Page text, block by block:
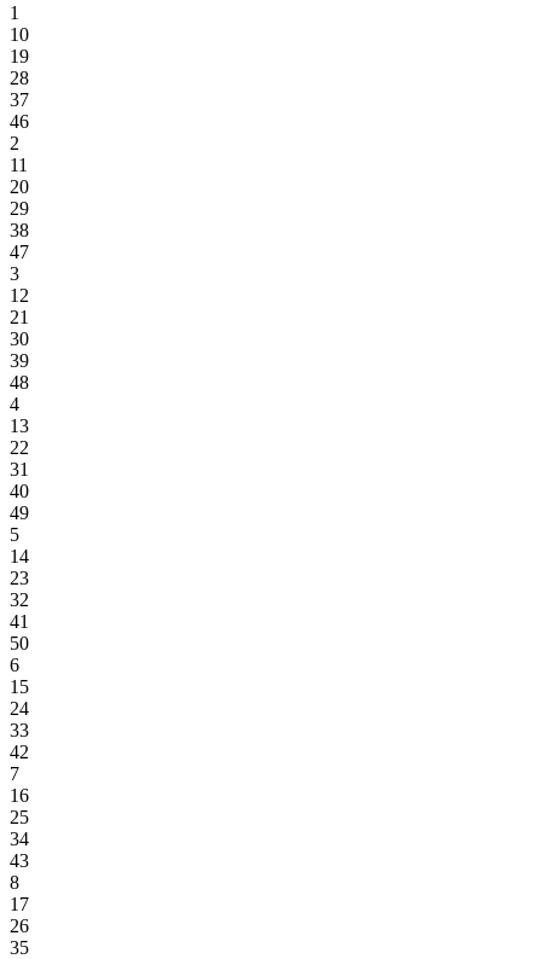
1
10
19
28
37
46
2
11
20
29
38
47
3
12
21
30
39
48
4
13
22
31
40
49
5
14
23
32
41
50
6
15
24
33
42
7
16
25
34
43
8
17
26
35